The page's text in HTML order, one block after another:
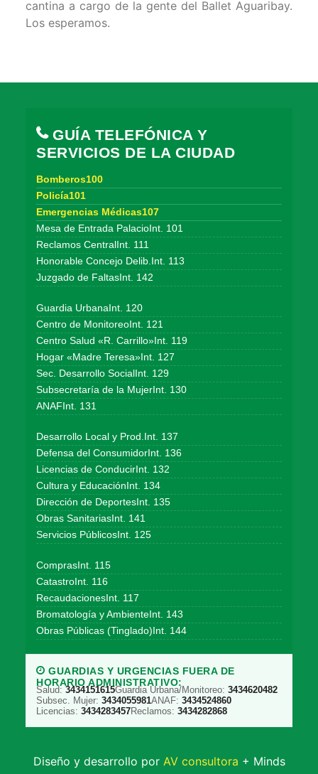
cantina a cargo de la gente del Ballet Aguaribay.
Los esperamos.
GUÍA TELEFÓNICA Y
SERVICIOS DE LA CIUDAD
Bomberos100
Policía101
Emergencias Médicas107
Mesa de Entrada PalacioInt. 101
Reclamos CentralInt. 111
Honorable Concejo Delib.Int. 113
Juzgado de FaltasInt. 142
Guardia UrbanaInt. 120
Centro de MonitoreoInt. 121
Centro Salud «R. Carrillo»Int. 119
Hogar «Madre Teresa»Int. 127
Sec. Desarrollo SocialInt. 129
Subsecretaría de la MujerInt. 130
ANAFInt. 131
Desarrollo Local y Prod.Int. 137
Defensa del ConsumidorInt. 136
Licencias de ConducirInt. 132
Cultura y EducaciónInt. 134
Dirección de DeportesInt. 135
Obras SanitariasInt. 141
Servicios PúblicosInt. 125
ComprasInt. 115
CatastroInt. 116
RecaudacionesInt. 117
Bromatología y AmbienteInt. 143
Obras Públicas (Tinglado)Int. 144
GUARDIAS Y URGENCIAS FUERA DE
HORARIO ADMINISTRATIVO:
Salud: 3434151615Guardia Urbana/Monitoreo: 3434620482
Subsec. Mujer: 3434055981ANAF: 3434524860
Licencias: 3434283457Reclamos: 3434282868
Diseño y desarrollo por AV consultora + Minds